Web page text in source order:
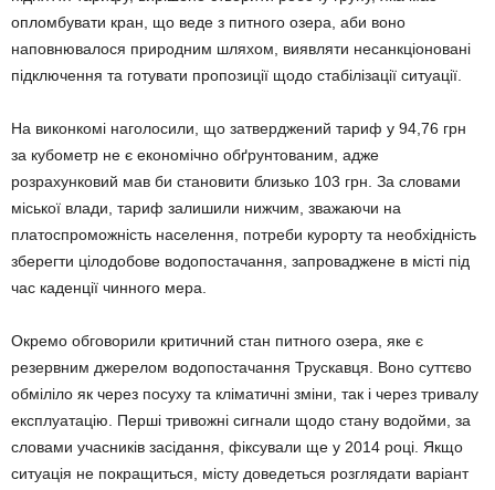
опломбувати кран, що веде з питного озера, аби воно
наповнювалося природним шляхом, виявляти несанкціоновані
підключення та готувати пропозиції щодо стабілізації ситуації.
На виконкомі наголосили, що затверджений тариф у 94,76 грн
за кубометр не є економічно обґрунтованим, адже
розрахунковий мав би становити близько 103 грн. За словами
міської влади, тариф залишили нижчим, зважаючи на
платоспроможність населення, потреби курорту та необхідність
зберегти цілодобове водопостачання, запроваджене в місті під
час каденції чинного мера.
Окремо обговорили критичний стан питного озера, яке є
резервним джерелом водопостачання Трускавця. Воно суттєво
обміліло як через посуху та кліматичні зміни, так і через тривалу
експлуатацію. Перші тривожні сигнали щодо стану водойми, за
словами учасників засідання, фіксували ще у 2014 році. Якщо
ситуація не покращиться, місту доведеться розглядати варіант